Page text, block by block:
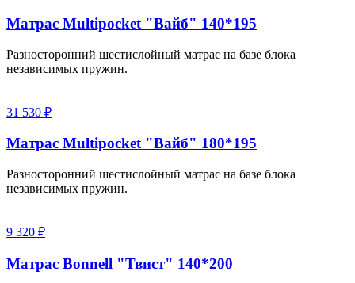
Матрас Multipocket "Вайб" 140*195
Разносторонний шестислойный матрас на базе блока
независимых пружин.
31 530 ₽
Матрас Multipocket "Вайб" 180*195
Разносторонний шестислойный матрас на базе блока
независимых пружин.
9 320 ₽
Матрас Bonnell "Твист" 140*200